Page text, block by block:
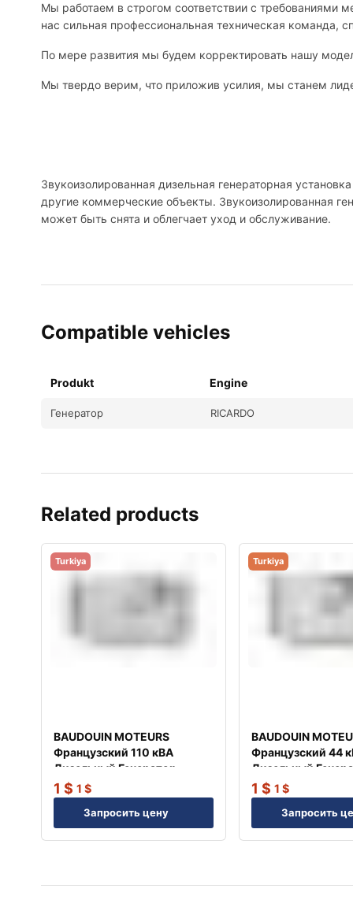
Мы работаем в строгом соответствии с требованиями
нас сильная профессиональная техническая команда,
По мере развития мы будем корректировать нашу
Мы твердо верим, что приложив усилия, мы станем
Звукоизолированная дизельная генераторная
другие коммерческие объекты. Звукоизолированная
может быть снята и облегчает уход и обслуживание.
Compatible vehicles
Produkt Engine
Генератор RICARDO
Related products
Turkiya
BAUDOUIN MOTEURS
Французский 110 кВА
Дизельный Генератор
TJ110BD
1 $ 1 $
Запросить цену
Turkiya
BAUDOUIN
Французский 44
Дизельный
TJ45BD
1$ 1$
Запросить